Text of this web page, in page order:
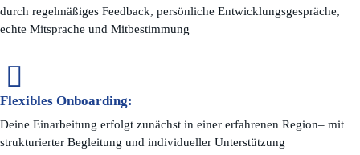
durch regelmäßiges Feedback, persönliche Entwicklungsgespräche,
echte Mitsprache und Mitbestimmung
Flexibles Onboarding:
Deine Einarbeitung erfolgt zunächst in einer erfahrenen Region– mit
strukturierter Begleitung und individueller Unterstützung